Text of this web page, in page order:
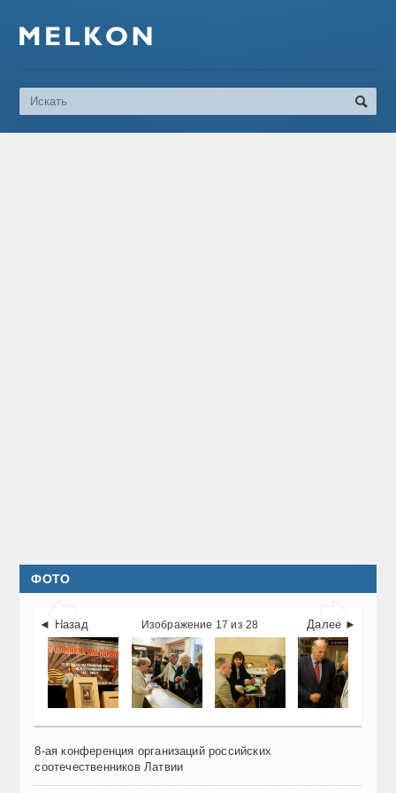
ФОТО
 
◄ Назад Далее ►
Изображение 17 из 28
8-ая конференция организаций российских
соотечественников Латвии